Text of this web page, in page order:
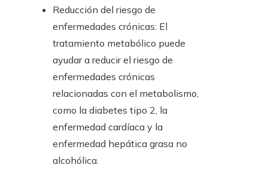
Reducción del riesgo de
enfermedades crónicas: El
tratamiento metabólico puede
ayudar a reducir el riesgo de
enfermedades crónicas
relacionadas con el metabolismo,
como la diabetes tipo 2, la
enfermedad cardíaca y la
enfermedad hepática grasa no
alcohólica.